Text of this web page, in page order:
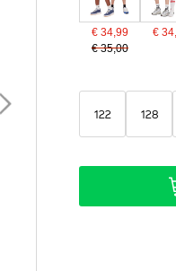
€ 34,99
€ 35,00
€
122 128